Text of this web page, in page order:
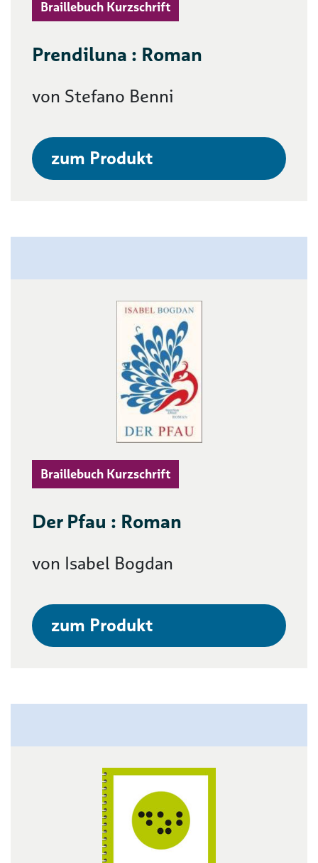
Braillebuch Kurzschrift
Prendiluna : Roman
von Stefano Benni
zum Produkt
Braillebuch Kurzschrift
Der Pfau : Roman
von Isabel Bogdan
zum Produkt